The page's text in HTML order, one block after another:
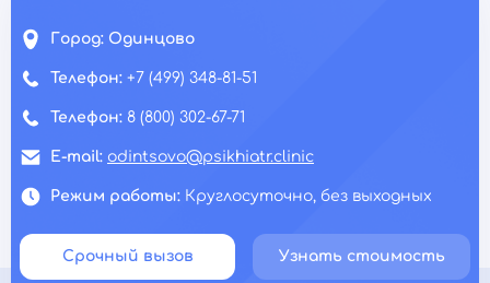
Город: Одинцово
Телефон: +7 (499) 348-81-51
Телефон: 8 (800) 302-67-71
E-mail: odintsovo@psikhiatr.clinic
Режим работы: Круглосуточно, без выходных
Срочный вызов Узнать стоимость